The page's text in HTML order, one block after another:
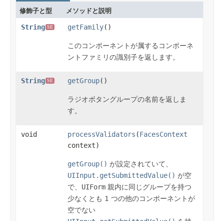
修飾子と型 メソッドと説明
String SE getFamily()
このコンポーネントが属するコンポーネ
ントファミリの識別子を返します。
String SE getGroup()
ラジオボタングループの名前を返しま
す。
void processValidators (FacesContext
context)
getGroup() が設定されていて、
UIInput.getSubmittedValue() が空
で、 UIForm 親内に同じグループを持つ
少なくとも 1 つの他のコンポーネントが
空でない